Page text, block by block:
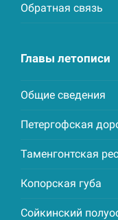
Обратная связь
Главы летописи
Общие сведения
Петергофская
Таменгонтская
Копорская губа
Сойкинский